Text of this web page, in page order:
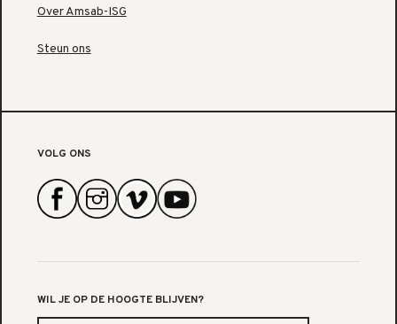
Over Amsab-ISG
Steun ons
VOLG ONS
WIL JE OP DE HOOGTE BLIJVEN?